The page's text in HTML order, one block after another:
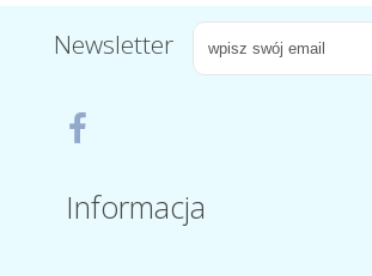
Newsletter
Informacja